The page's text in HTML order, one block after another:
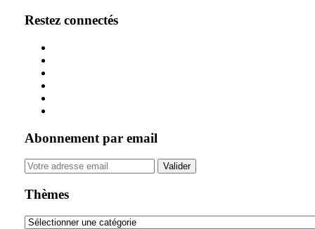
Restez connectés
Abonnement par email
Your
website
Thèmes
Thèmes